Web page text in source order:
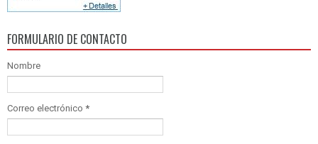
FORMULARIO DE CONTACTO
Nombre
Correo electrónico *